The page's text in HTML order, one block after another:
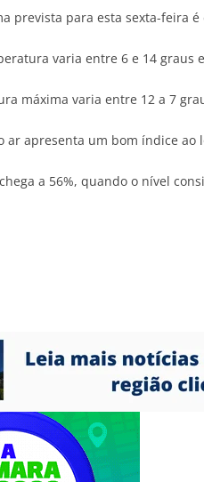
prevista para esta sexta-feira é
varia entre 6 e 14 graus
máxima varia entre 12 a 7
ar apresenta um bom índice ao
a 56%, quando o nível